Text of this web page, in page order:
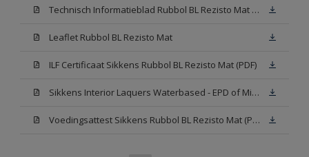
Technisch Informatieblad Rubbol BL Rezisto Mat (PDF)
Leaflet Rubbol BL Rezisto Mat
ILF Certificaat Sikkens Rubbol BL Rezisto Mat (PDF)
Sikkens Interior Laquers Waterbased - EPD of Milieuproductverklaring
Voedingsattest Sikkens Rubbol BL Rezisto Mat (PDF)